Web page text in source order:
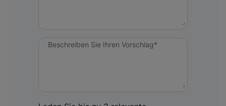
Beschreiben Sie Ihren Vorschlag*